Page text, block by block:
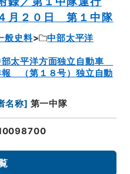
月２０日 第１中隊
般史料
中部太平洋
太平洋方面独立自動車
報 （第１８号）独立自動
名称] 第一中隊